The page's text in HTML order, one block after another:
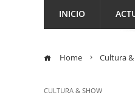
INICIO
Home Cultura
CULTURA & SHOW